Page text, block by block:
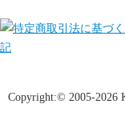
Copyright:© 2005-2026